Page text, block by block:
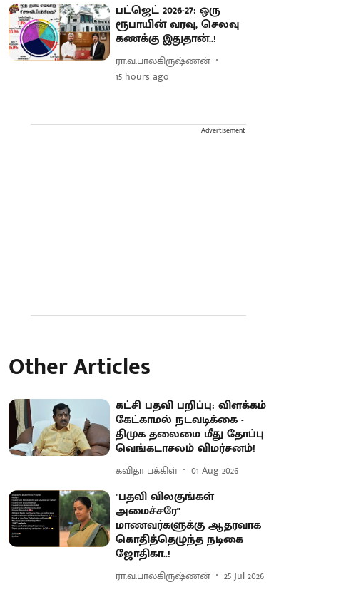
பட்ஜெட் 2026-27: ஒரு
ரூபாயின் வரவு, செலவு
கணக்கு இதுதான்..!
ரா.வ.பாலகிருஷ்ணன்
15 hours ago
Advertisement
Other Articles
கட்சி பதவி பறிப்பு: விளக்கம்
கேட்காமல் நடவடிக்கை -
திமுக தலைமை மீது தோப்பு
வெங்கடாசலம் விமர்சனம்!
கவிதா பக்கிள் 01 Aug 2026
"பதவி விலகுங்கள்
அமைச்சரே"
மாணவர்களுக்கு ஆதரவாக
கொதித்தெழுந்த நடிகை
ஜோதிகா..!
ரா.வ.பாலகிருஷ்ணன் 25 Jul 2026